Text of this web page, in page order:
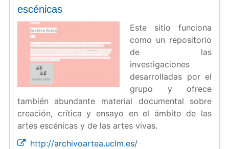
escénicas
Este sitio funciona
como un repositorio
de las
investigaciones
desarrolladas por el
grupo y ofrece
también abundante material documental sobre
creación, crítica y ensayo en el ámbito de las
artes escénicas y de las artes vivas.
http://archivoartea.uclm.es/